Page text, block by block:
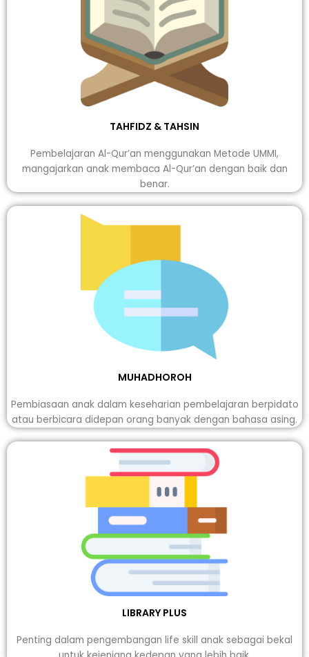
TAHFIDZ & TAHSIN
Pembelajaran Al-Qur’an menggunakan Metode UMMI,
mangajarkan anak membaca Al-Qur’an dengan baik dan
benar.
MUHADHOROH
Pembiasaan anak dalam keseharian pembelajaran berpidato
atau berbicara didepan orang banyak dengan bahasa asing.
LIBRARY PLUS
Penting dalam pengembangan life skill anak sebagai bekal